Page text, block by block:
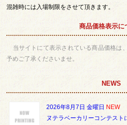
混雑時には入場制限をさせて頂きます。
商品価格表示に
当サイトにて表示されている商品価格は
予めご了承くださいませ。
NEWS
2026年8月7日 金曜日 NEW
ヌテラベーカリーコンテス